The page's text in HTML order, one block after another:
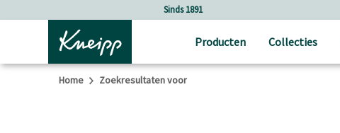
Sinds 1891
Producten Collecties
Home Zoekresultaten voor